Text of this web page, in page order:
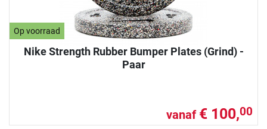
Op voorraad
Nike Strength Rubber Bumper Plates (Grind) -
Paar
vanaf € 100,00